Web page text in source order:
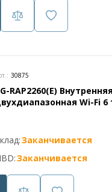
30875
RAP2260(E) Внутренняя
Wi-Fi 6
Заканчивается
Заканчивается